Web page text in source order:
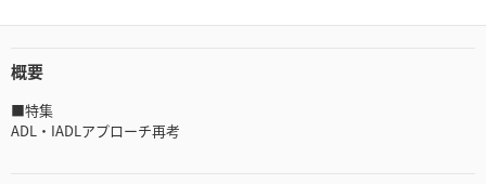
概要
■特集
ADL・IADLアプローチ再考